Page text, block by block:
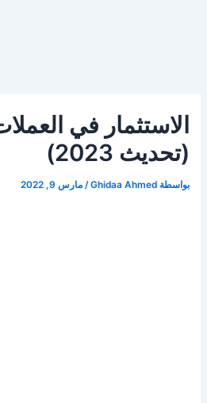
الاستثمار في
(تحديث 2023)
بواسطة Ghidaa Ahmed
/مارس 9, 2022